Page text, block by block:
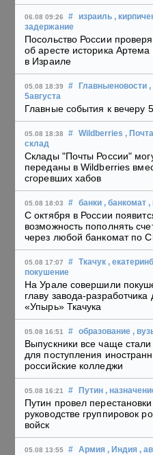
06.08 09:26 # израиль ,
задержание
Посольство России
об аресте историка Артема
в Израиле
05.08 18:39 # Главныеновости ,
5августа
Главные события к вечеру 5
05.08 18:38 # Wildberries ,
склад
Склады "Почты России"
переданы в Wildberries
сгоревших хабов
05.08 18:03 # банки , банкомат ,
С октября в России
возможность пополнять
через любой банкомат по
05.08 17:07 # Ткачук ,
покушение
На Урале совершили
главу завода-разработчика
«Упырь» Ткачука
05.08 16:51 # образование ,
Выпускники все чаще
для поступления
российские колледжи
05.08 16:21 # Путин ,
Путин провел
руководстве группировок
войск
05.08 13:55 # Армия , Индия ,